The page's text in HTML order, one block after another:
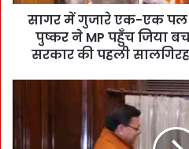
सागर में गुजारे एक-एक पल
पुष्कर ने MP पहुँच जिया
सरकार की पहली
प